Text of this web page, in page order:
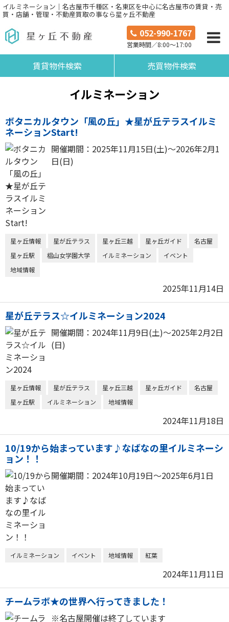
イルミネーション｜名古屋市千種区・名東区を中心に名古屋市の賃貸・売
買・店舗・管理・不動産買取の事なら星ヶ丘不動産
052-990-1767
営業時間／8:00～17:00
賃貸物件検索 売買物件検索
イルミネーション
ボタニカルタウン「風の丘」★星が丘テラスイルミ
ネーションStart!
開催期間：2025年11月15日(土)～2026年2月1
日(日)
星ヶ丘情報 星が丘テラス 星ヶ丘三越 星ヶ丘ガイド
名古屋
星ヶ丘駅
椙山女学園大学 イルミネーション
イベント
地域情報
2025年11月14日
星が丘テラス☆イルミネーション2024
開催期間：2024年11月9日(土)〜2025年2月2日
(日)
星ヶ丘情報 星が丘テラス 星ヶ丘三越 星ヶ丘ガイド
名古屋
星ヶ丘駅
イルミネーション 地域情報
2024年11月18日
10/19から始まっています♪なばなの里イルミネーシ
ョン！！
開催期間：2024年10月19日～2025年6月1日
イルミネーション イベント 地域情報 紅葉
2024年11月11日
チームラボ★の世界へ行ってきました！
※名古屋開催は終了しています